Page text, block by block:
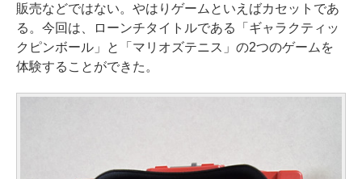
販売などではない。やはりゲームといえばカセットであ
る。今回は、ローンチタイトルである「ギャラクティッ
クピンボール」と「マリオズテニス」の2つのゲームを
体験することができた。